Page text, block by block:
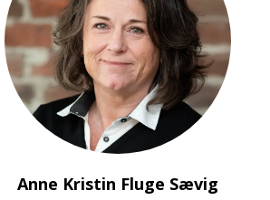
Anne Kristin Fluge Sævig